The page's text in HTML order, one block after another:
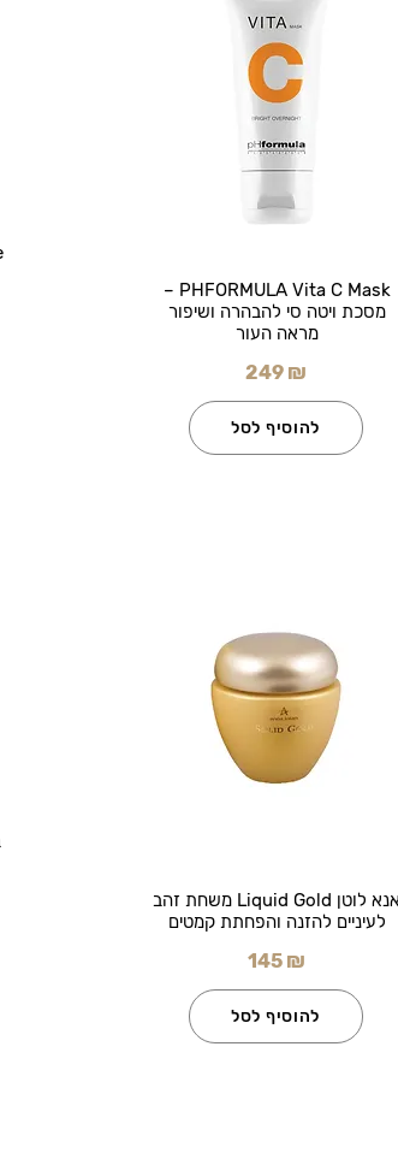
PHFORMULA Vita C Mask –
מסכת ויטה סי להבהרה ושיפור
מראה העור
249 ₪
להוסיף לסל
אנא לוטן Liquid Gold משחת זהב
לעיניים להזנה והפחתת קמטים
145 ₪
להוסיף לסל